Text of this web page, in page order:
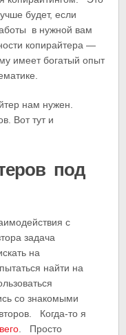
будет, если
в нужной вам
копирайтера —
имеет богатый опыт
нам нужен.
Вот тут и
под
с
задача
на
найти на
со знакомыми
Когда-то я
. Просто